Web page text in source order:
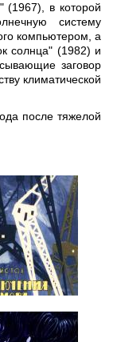
(1967), в которой
систему
компьютером, а
солнца" (1982) и
заговор
климатической
после тяжелой